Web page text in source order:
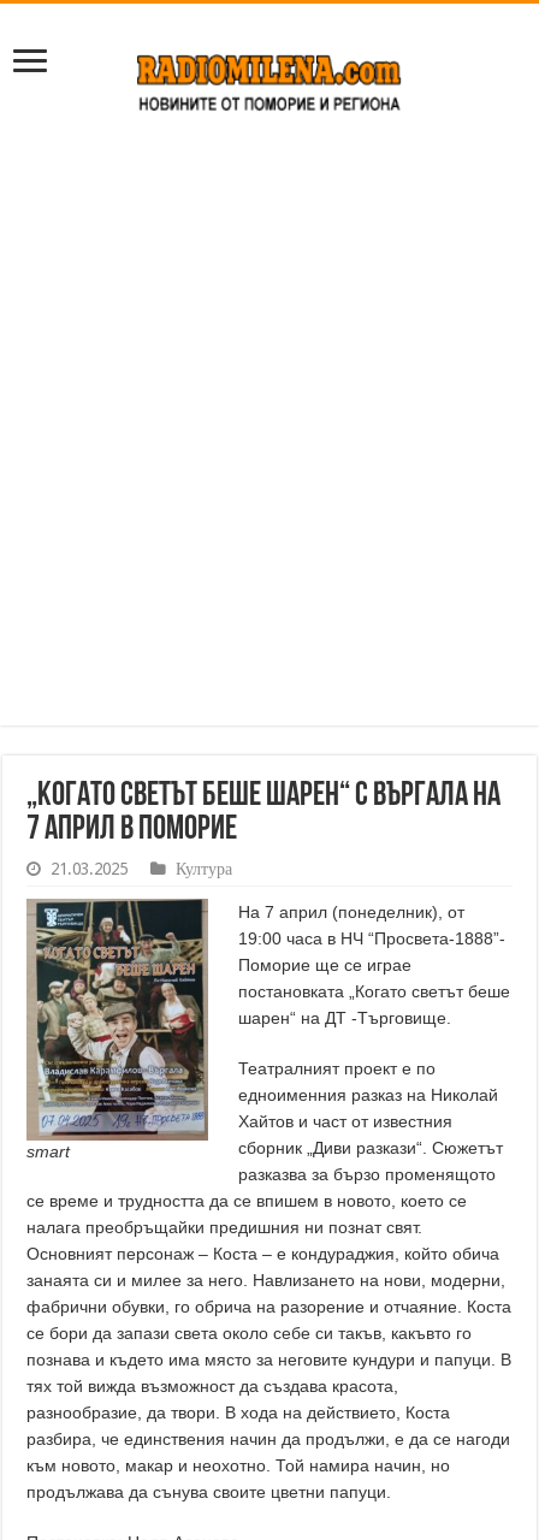
„Когато светът беше шарен“ с Въргала на
7 април в Поморие
21.03.2025 Култура
smart
На 7 април (понеделник), от
19:00 часа в НЧ “Просвета-1888”-
Поморие ще се играе
постановката „Когато светът беше
шарен“ на ДТ -Търговище.
Театралният проект е по
едноименния разказ на Николай
Хайтов и част от известния
сборник „Диви разкази“. Сюжетът
разказва за бързо променящото
се време и трудността да се впишем в новото, което се
налага преобръщайки предишния ни познат свят.
Основният персонаж – Коста – е кондураджия, който обича
занаята си и милее за него. Навлизането на нови, модерни,
фабрични обувки, го обрича на разорение и отчаяние. Коста
се бори да запази света около себе си такъв, какъвто го
познава и където има място за неговите кундури и папуци. В
тях той вижда възможност да създава красота,
разнообразие, да твори. В хода на действието, Коста
разбира, че единствения начин да продължи, е да се нагоди
към новото, макар и неохотно. Той намира начин, но
продължава да сънува своите цветни папуци.